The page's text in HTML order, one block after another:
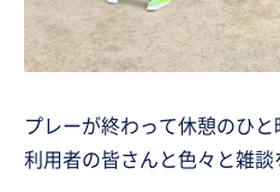
プレーが終わって休憩のひと
利用者の皆さんと色々と雑談